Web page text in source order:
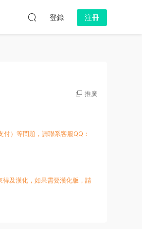
登錄 注冊
推廣
）等問題，請聯系客服QQ：
及漢化，如果需要漢化版，請